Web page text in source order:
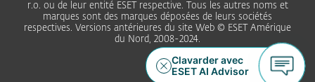
r.o. ou de leur entité ESET respective. Tous les autres noms et
marques sont des marques déposées de leurs sociétés
respectives. Versions antérieures du site Web © ESET Amérique
du Nord, 2008-2024.